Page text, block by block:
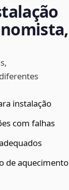
instalação
com falhas
de aquecimento